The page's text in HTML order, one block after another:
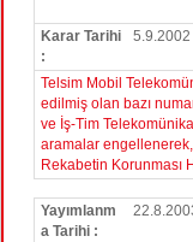
Karar Tarihi
:
5.9.2002
Telsim Mobil
edilmiş olan bazı
ve İş-Tim
aramalar engellenerek,
Rekabetin Korunması
Yayımlanm
a Tarihi :